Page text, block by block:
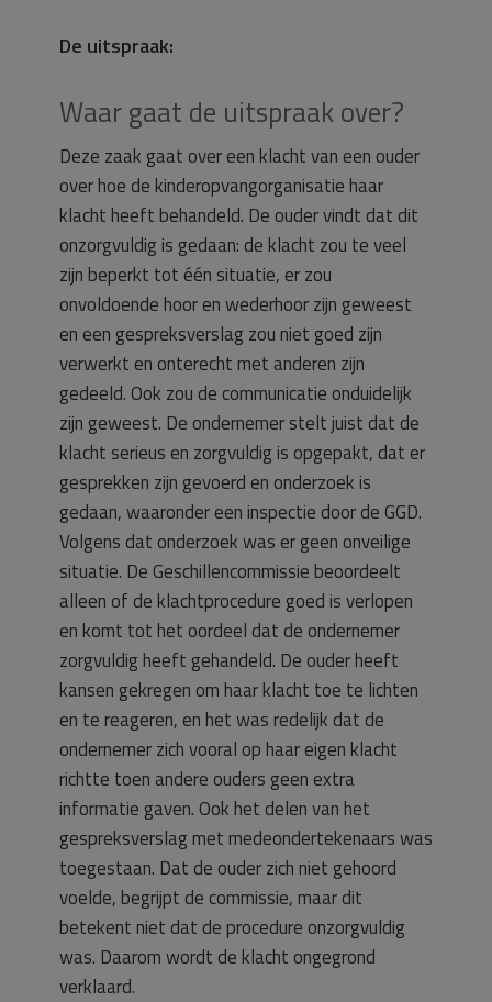
De uitspraak:
Waar gaat de uitspraak over?
Deze zaak gaat over een klacht van een ouder
over hoe de kinderopvangorganisatie haar
klacht heeft behandeld. De ouder vindt dat dit
onzorgvuldig is gedaan: de klacht zou te veel
zijn beperkt tot één situatie, er zou
onvoldoende hoor en wederhoor zijn geweest
en een gespreksverslag zou niet goed zijn
verwerkt en onterecht met anderen zijn
gedeeld. Ook zou de communicatie onduidelijk
zijn geweest. De ondernemer stelt juist dat de
klacht serieus en zorgvuldig is opgepakt, dat er
gesprekken zijn gevoerd en onderzoek is
gedaan, waaronder een inspectie door de GGD.
Volgens dat onderzoek was er geen onveilige
situatie. De Geschillencommissie beoordeelt
alleen of de klachtprocedure goed is verlopen
en komt tot het oordeel dat de ondernemer
zorgvuldig heeft gehandeld. De ouder heeft
kansen gekregen om haar klacht toe te lichten
en te reageren, en het was redelijk dat de
ondernemer zich vooral op haar eigen klacht
richtte toen andere ouders geen extra
informatie gaven. Ook het delen van het
gespreksverslag met medeondertekenaars was
toegestaan. Dat de ouder zich niet gehoord
voelde, begrijpt de commissie, maar dit
betekent niet dat de procedure onzorgvuldig
was. Daarom wordt de klacht ongegrond
verklaard.